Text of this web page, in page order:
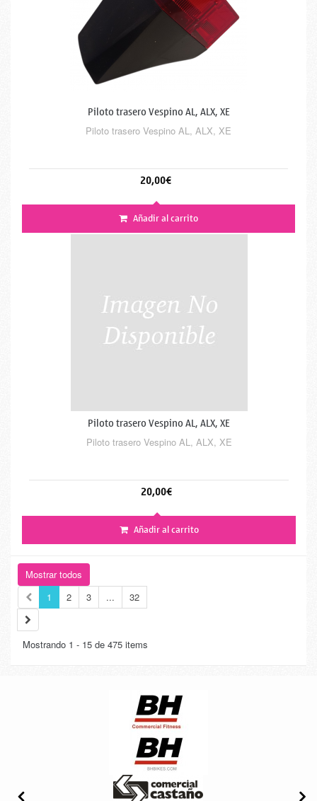
Piloto trasero Vespino AL, ALX, XE
Piloto trasero Vespino AL, ALX, XE
20,00€
Añadir al carrito
Piloto trasero Vespino AL, ALX, XE
Piloto trasero Vespino AL, ALX, XE
20,00€
Añadir al carrito
Mostrar todos
1
2 3 ... 32
Mostrando 1 - 15 de 475 items